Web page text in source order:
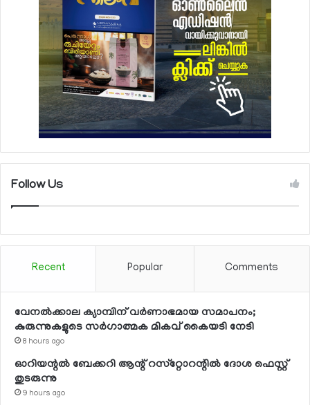
Follow Us
Recent Popular Comments
വേനല്‍ക്കാല ക്യാമ്പിന് വര്‍ണാഭമായ സമാപനം;
കുരുന്നുകളുടെ സര്‍ഗാത്മക മികവ് കൈയടി നേടി
8 hours ago
ഓറിയന്റല്‍ ബേക്കറി ആന്റ് റസ്‌റ്റോറന്റില്‍ ദോശ ഫെസ്റ്റ്
തുടരുന്നു
9 hours ago